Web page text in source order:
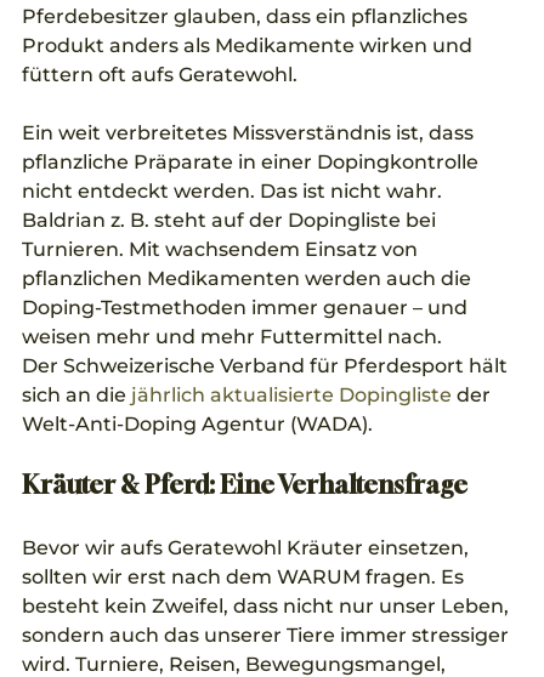
Pferdebesitzer glauben, dass ein pflanzliches
Produkt anders als Medikamente wirken und
füttern oft aufs Geratewohl.
Ein weit verbreitetes Missverständnis ist, dass
pflanzliche Präparate in einer Dopingkontrolle
nicht entdeckt werden. Das ist nicht wahr.
Baldrian z. B. steht auf der Dopingliste bei
Turnieren. Mit wachsendem Einsatz von
pflanzlichen Medikamenten werden auch die
Doping-Testmethoden immer genauer – und
weisen mehr und mehr Futtermittel nach.
Der Schweizerische Verband für Pferdesport hält
sich an die jährlich aktualisierte Dopingliste der
Welt-Anti-Doping Agentur (WADA).
Kräuter & Pferd: Eine Verhaltensfrage
Bevor wir aufs Geratewohl Kräuter einsetzen,
sollten wir erst nach dem WARUM fragen. Es
besteht kein Zweifel, dass nicht nur unser Leben,
sondern auch das unserer Tiere immer stressiger
wird. Turniere, Reisen, Bewegungsmangel,